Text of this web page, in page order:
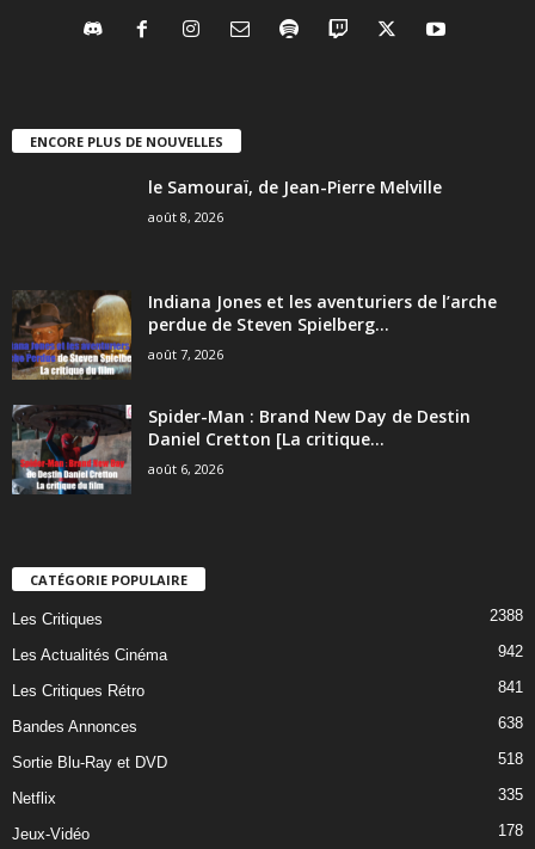
ENCORE PLUS DE NOUVELLES
le Samouraï, de Jean-Pierre Melville
août 8, 2026
Indiana Jones et les aventuriers de l’arche
perdue de Steven Spielberg...
août 7, 2026
Spider-Man : Brand New Day de Destin
Daniel Cretton [La critique...
août 6, 2026
CATÉGORIE POPULAIRE
Les Critiques 2388
Les Actualités Cinéma 942
Les Critiques Rétro 841
Bandes Annonces 638
Sortie Blu-Ray et DVD 518
Netflix 335
Jeux-Vidéo 178